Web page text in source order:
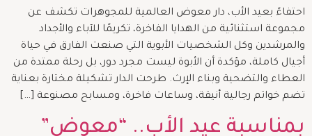
احتفاءً بعيد الأب، دار معوض العالمية للمجوهرات تكشف عن
مجموعة استثنائية من الهدايا الفاخرة، تكريمًا للآباء والأجداد
والمرشدين وكل الشخصيات الأبوية التي صنعت الفارق في حياة
أجيال كاملة، مؤكدة أن الأبوة ليست مجرد دور، بل رحلة ممتدة من
العطاء والتضحية وبناء الإرث. طرحت الدار تشكيلة مختارة بعناية
تضم خواتم رجالية أنيقة، وساعات فاخرة، ومسابح مصنوعة […]
بمناسبة عيد الأب.. “معوض”